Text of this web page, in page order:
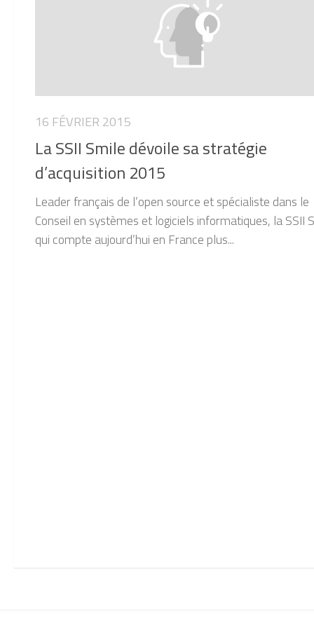
16 FÉVRIER 2015
La SSII Smile dévoile sa stratégie
d’acquisition 2015
Leader français de l’open source et spécialiste dans le
Conseil en systèmes et logiciels informatiques, la SSII
qui compte aujourd’hui en France plus...